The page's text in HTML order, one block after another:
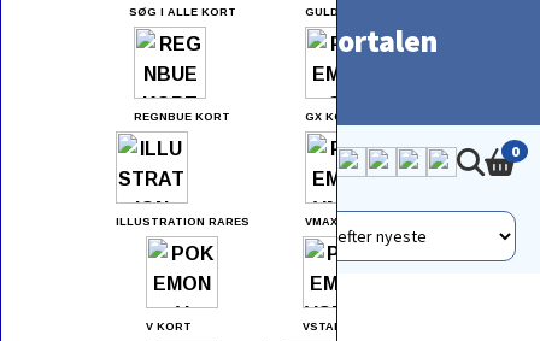
Pokemon Portalen
SØG I ALLE KORT GULD KORT
REGNBUE KORT GX KORT
ILLUSTRATION RARES VMAX KORT
V KORT VSTAR KORT
0
> Varer tagged “slowbro”